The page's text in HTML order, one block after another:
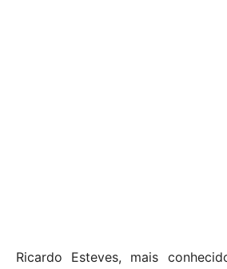
Ricardo Esteves, mais